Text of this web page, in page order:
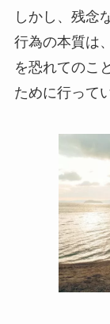
しかし、残念
行為の本質は
を恐れてのこ
ために行って